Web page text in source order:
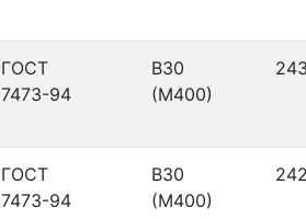
ГОСТ
7473-94
В30
(М400)
ГОСТ
7473-94
В30
(М400)